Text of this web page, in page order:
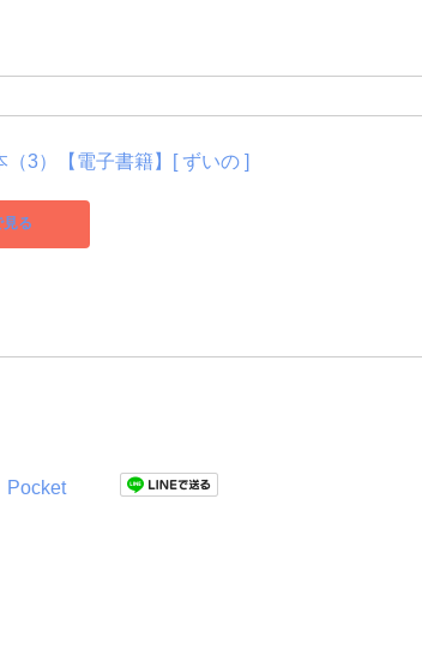
（3）【電子書籍】[ ずいの ]
る
Pocket